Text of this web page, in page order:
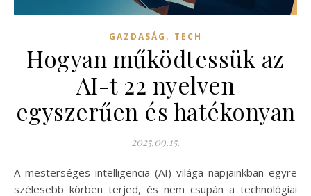
GAZDASÁG , TECH
Hogyan működtessük az
AI-t 22 nyelven
egyszerűen és hatékonyan
2025.09.15.
A mesterséges intelligencia (AI) világa napjainkban egyre
szélesebb körben terjed, és nem csupán a technológiai